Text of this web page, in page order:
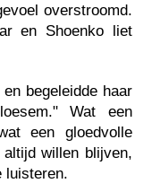
overstroomd.
en Shoenko liet
begeleidde haar
Wat een
een gloedvolle
willen blijven,
luisteren.